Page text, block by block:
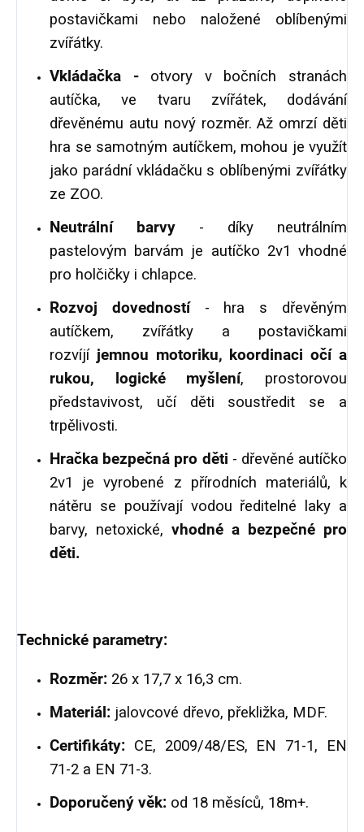
postavičkami nebo naložené oblíbenými
zvířátky.
Vkládačka -otvory v bočních stranách
autíčka, ve tvaru zvířátek, dodávání
dřevěnému autu nový rozměr. Až omrzí děti
hra se samotným autíčkem, mohou je využít
jako parádní vkládačku s oblíbenými zvířátky
ze ZOO.
Neutrální barvy - díky neutrálním
pastelovým barvám je autíčko 2v1 vhodné
pro holčičky i chlapce.
Rozvoj dovedností- hra s dřevěným
autíčkem, zvířátky a postavičkami
rozvíjíjemnou motoriku, koordinaci očí a
rukou, logické myšlení, prostorovou
představivost, učí děti soustředit se a
trpělivosti.
Hračka bezpečná pro děti - dřevěné autíčko
2v1 je vyrobené z přírodních materiálů, k
nátěru se používají vodou ředitelné laky a
barvy, netoxické, vhodné a bezpečné pro
děti.
Technické parametry:
Rozměr: 26 x 17,7 x 16,3 cm.
Materiál: jalovcové dřevo, překližka, MDF.
Certifikáty: CE, 2009/48/ES, EN 71-1, EN
71-2 a EN 71-3.
Doporučený věk: od 18 měsíců, 18m+.